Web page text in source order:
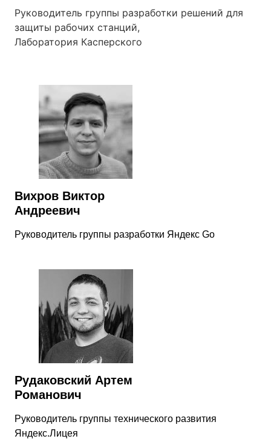
Руководитель группы разработки решений для
защиты рабочих станций,
Лаборатория Касперского
Вихров Виктор
Андреевич
Руководитель группы разработки Яндекс Go
Рудаковский Артем
Романович
Руководитель группы технического развития
Яндекс.Лицея